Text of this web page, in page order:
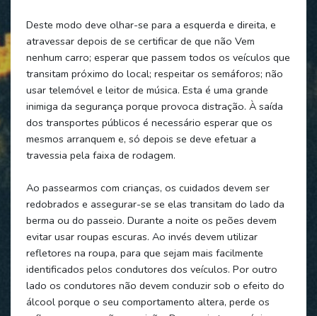
Deste modo deve olhar-se para a esquerda e direita, e
atravessar depois de se certificar de que não Vem
nenhum carro; esperar que passem todos os veículos que
transitam próximo do local; respeitar os semáforos; não
usar telemóvel e leitor de música. Esta é uma grande
inimiga da segurança porque provoca distração. À saída
dos transportes públicos é necessário esperar que os
mesmos arranquem e, só depois se deve efetuar a
travessia pela faixa de rodagem.
Ao passearmos com crianças, os cuidados devem ser
redobrados e assegurar-se se elas transitam do lado da
berma ou do passeio. Durante a noite os peões devem
evitar usar roupas escuras. Ao invés devem utilizar
refletores na roupa, para que sejam mais facilmente
identificados pelos condutores dos veículos. Por outro
lado os condutores não devem conduzir sob o efeito do
álcool porque o seu comportamento altera, perde os